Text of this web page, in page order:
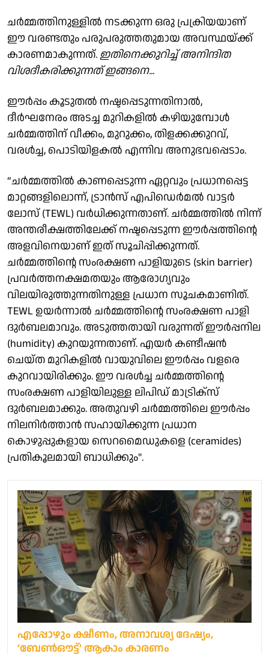
ചർമ്മത്തിനുള്ളിൽ നടക്കുന്ന ഒരു പ്രക്രിയയാണ്
ഈ വരണ്ടതും പരുപരുത്തതുമായ അവസ്ഥയ്ക്ക്
കാരണമാകുന്നത്.ഇതിനെക്കുറിച്ച് അനിന്ദിത
വിശദീകരിക്കുന്നത് ഇങ്ങനെ...
ഈർപ്പം കൂടുതൽ നഷ്ടപ്പെടുന്നതിനാൽ,
ദീർഘനേരം അടച്ച മുറികളിൽ കഴിയുമ്പോൾ
ചർമ്മത്തിന് വീക്കം, മുറുക്കം, തിളക്കക്കുറവ്,
വരൾച്ച, പൊടിയിളകൽ എന്നിവ അനുഭവപ്പെടാം.
“ചർമ്മത്തിൽ കാണപ്പെടുന്ന ഏറ്റവും പ്രധാനപ്പെട്ട
മാറ്റങ്ങളിലൊന്ന്, ട്രാൻസ്‌ എപിഡെർമൽ വാട്ടർ
ലോസ് (TEWL) വർധിക്കുന്നതാണ്. ചർമ്മത്തിൽ നിന്ന്
അന്തരീക്ഷത്തിലേക്ക് നഷ്ടപ്പെടുന്ന ഈർപ്പത്തിന്റെ
അളവിനെയാണ് ഇത് സൂചിപ്പിക്കുന്നത്.
ചർമ്മത്തിന്റെ സംരക്ഷണ പാളിയുടെ (skin barrier)
പ്രവർത്തനക്ഷമതയും ആരോഗ്യവും
വിലയിരുത്തുന്നതിനുള്ള പ്രധാന സൂചകമാണിത്.
TEWL ഉയർന്നാൽ ചർമ്മത്തിന്റെ സംരക്ഷണ പാളി
ദുർബലമാവും. അടുത്തതായി വരുന്നത് ഈർപ്പനില
(humidity) കുറയുന്നതാണ്. എയർ കണ്ടീഷൻ
ചെയ്ത മുറികളിൽ വായുവിലെ ഈർപ്പം വളരെ
കുറവായിരിക്കും. ഈ വരൾച്ച ചർമ്മത്തിന്റെ
സംരക്ഷണ പാളിയിലുള്ള ലിപിഡ് മാട്രിക്സ്
ദുർബലമാക്കും. അതുവഴി ചർമ്മത്തിലെ ഈർപ്പം
നിലനിർത്താൻ സഹായിക്കുന്ന പ്രധാന
കൊഴുപ്പുകളായ സെറമൈഡുകളെ (ceramides)
പ്രതികൂലമായി ബാധിക്കും".
എപ്പോഴും ക്ഷീണം, അനാവശ്യ ദേഷ്യം,
‘ബേൺഔട്ട്’ ആകാം കാരണം